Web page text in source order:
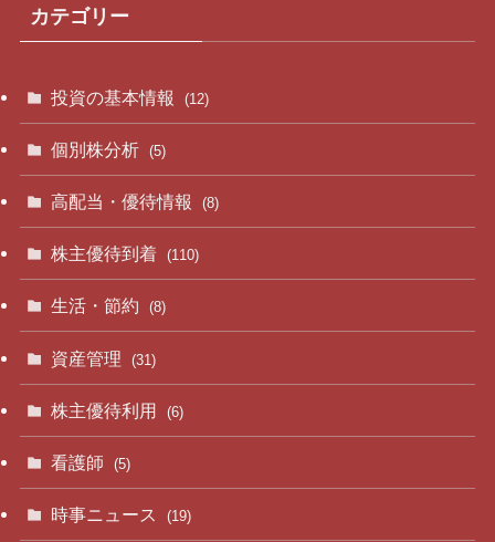
カテゴリー
投資の基本情報 (12)
個別株分析 (5)
高配当・優待情報 (8)
株主優待到着 (110)
生活・節約 (8)
資産管理 (31)
株主優待利用 (6)
看護師 (5)
時事ニュース (19)